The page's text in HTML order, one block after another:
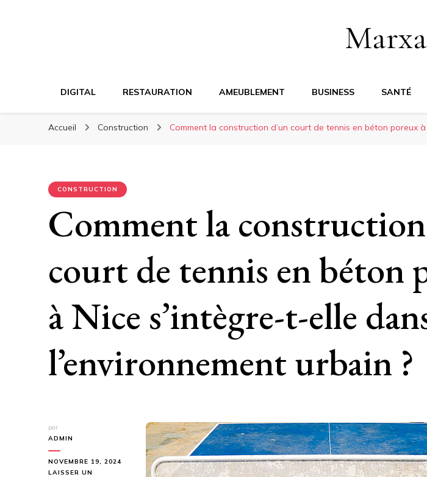
DIGITAL RESTAURATION AMEUBLEMENT BUSINESS SANTÉ
Accueil Construction Comment la construction d’un court de tennis en béton poreux
CONSTRUCTION
Comment la
court de tennis en béton
à Nice s’intègre-t-elle
l’environnement urbain ?
par
ADMIN
NOVEMBRE 19, 2024
LAISSER UN